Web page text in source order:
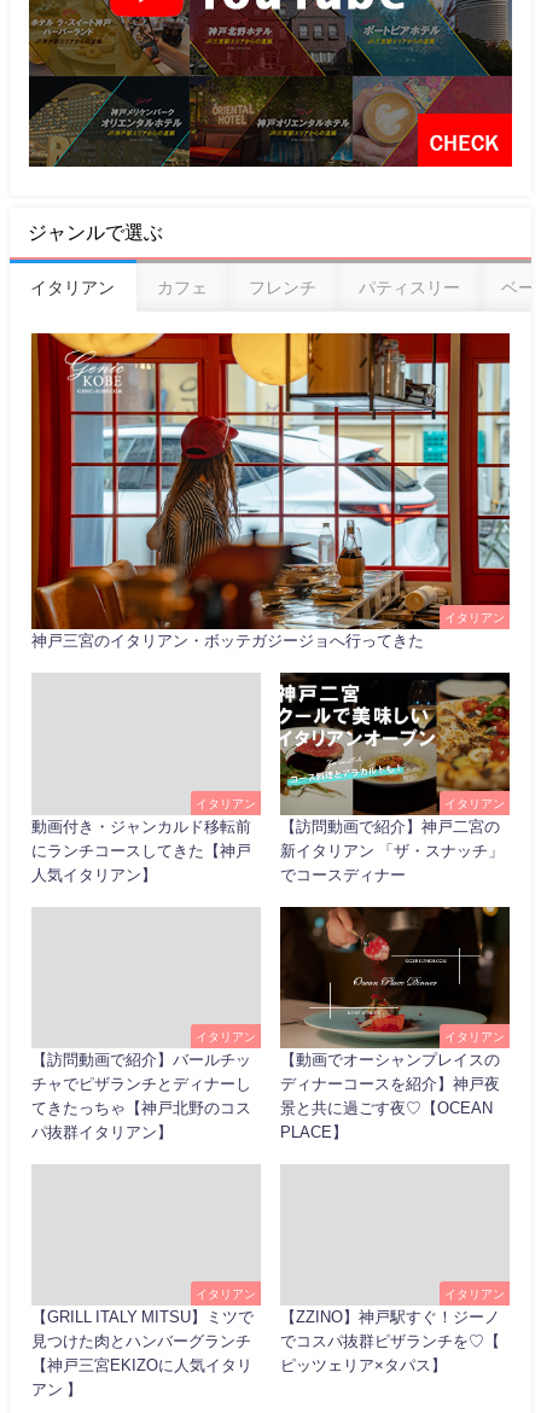
ジャンルで選ぶ
イタリアン カフェ フレンチ パティスリー ベー
イタリアン
神戸三宮のイタリアン・ボッテガジージョへ行ってきた
イタリアン
動画付き・ジャンカルド移転前
にランチコースしてきた【神戸
人気イタリアン】
イタリアン
【訪問動画で紹介】神戸二宮の
新イタリアン 「ザ・スナッチ」
でコースディナー
イタリアン
【訪問動画で紹介】バールチッ
チャでピザランチとディナーし
てきたっちゃ【神戸北野のコス
パ抜群イタリアン】
イタリアン
【動画でオーシャンプレイスの
ディナーコースを紹介】神戸夜
景と共に過ごす夜♡【OCEAN
PLACE】
イタリアン
【GRILL ITALY MITSU】ミツで
見つけた肉とハンバーグランチ
【神戸三宮EKIZOに人気イタリ
アン 】
イタリアン
【ZZINO】神戸駅すぐ！ジーノ
でコスパ抜群ピザランチを♡【
ピッツェリア×タパス】